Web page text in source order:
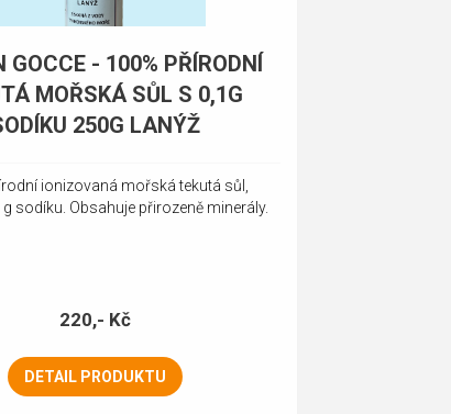
GOCCE - 100% PŘÍRODNÍ
MOŘSKÁ SŮL S 0,1G
250G LANÝŽ
ionizovaná mořská tekutá sůl,
sodíku. Obsahuje přirozeně minerály.
220,- Kč
DETAIL PRODUKTU